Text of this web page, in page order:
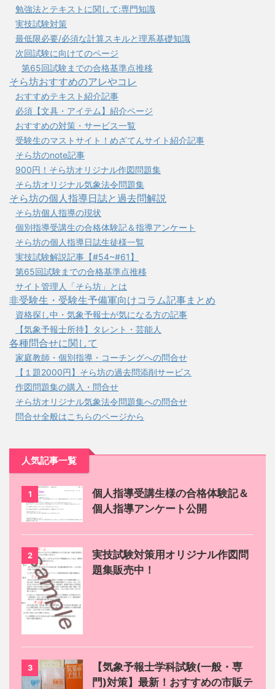
勉強法とテキストに関して:専門知識
実技試験対策
最低限必要/必須な計算スキルと理系基礎知識
次回試験に向けてのページ
第65回試験までの合格基準点推移
そら坊おすすめのアレやコレ
おすすめテキスト紹介記事
必須【文具・アイテム】紹介ページ
おすすめの対策・サービス一覧
受験生のマストサイト！めざてんサイト紹介記事
そら坊のnote記事
900円！そら坊オリジナル作図問題集
そら坊オリジナル気象法令問題集
そら坊の個人指導日誌と過去問解説
そら坊個人指導の現状
個別指導受講生の合格体験記＆指導アンケート
そら坊の個人指導日誌生徒様一覧
実技試験解説記事【#54~#61】
第65回試験までの合格基準点推移
サイト管理人「そら坊」とは
非受験生・受験生予備軍向けコラム記事まとめ
資格探し中・気象予報士が気になる方の記事
【気象予報士所持】タレント・芸能人
各種問合せに関して
家庭教師・個別指導・コーチングへの問合せ
【１題2000円】そら坊の過去問添削サービス
作図問題集の購入・問合せ
そら坊オリジナル気象法令問題集への問合せ
問合せ全般はこちらのページから
人気記事一覧
1
個人指導受講生様の合格体験記＆
個人指導アンケート公開
2
実技試験対策用オリジナル作図問
題集販売中！
3
【気象予報士学科試験(一般・専
門)対策】最新！おすすめの市販テ